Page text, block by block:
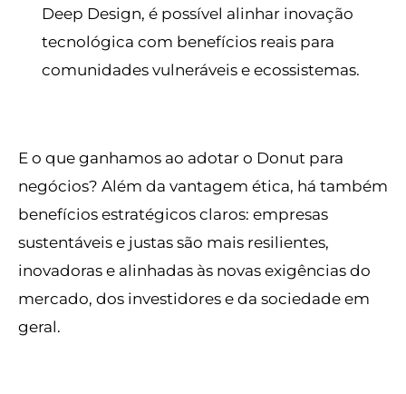
Deep Design, é possível alinhar inovação
tecnológica com benefícios reais para
comunidades vulneráveis e ecossistemas.
E o que ganhamos ao adotar o Donut para
negócios? Além da vantagem ética, há também
benefícios estratégicos claros: empresas
sustentáveis e justas são mais resilientes,
inovadoras e alinhadas às novas exigências do
mercado, dos investidores e da sociedade em
geral.